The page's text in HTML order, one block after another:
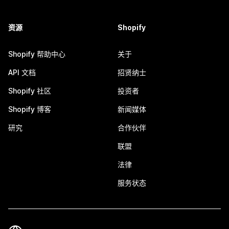
资源
Shopify 帮助中心
API 文档
Shopify 社区
Shopify 博客
研究
Shopify
关于
招贤纳士
投资者
新闻媒体
合作伙伴
联盟
法律
服务状态